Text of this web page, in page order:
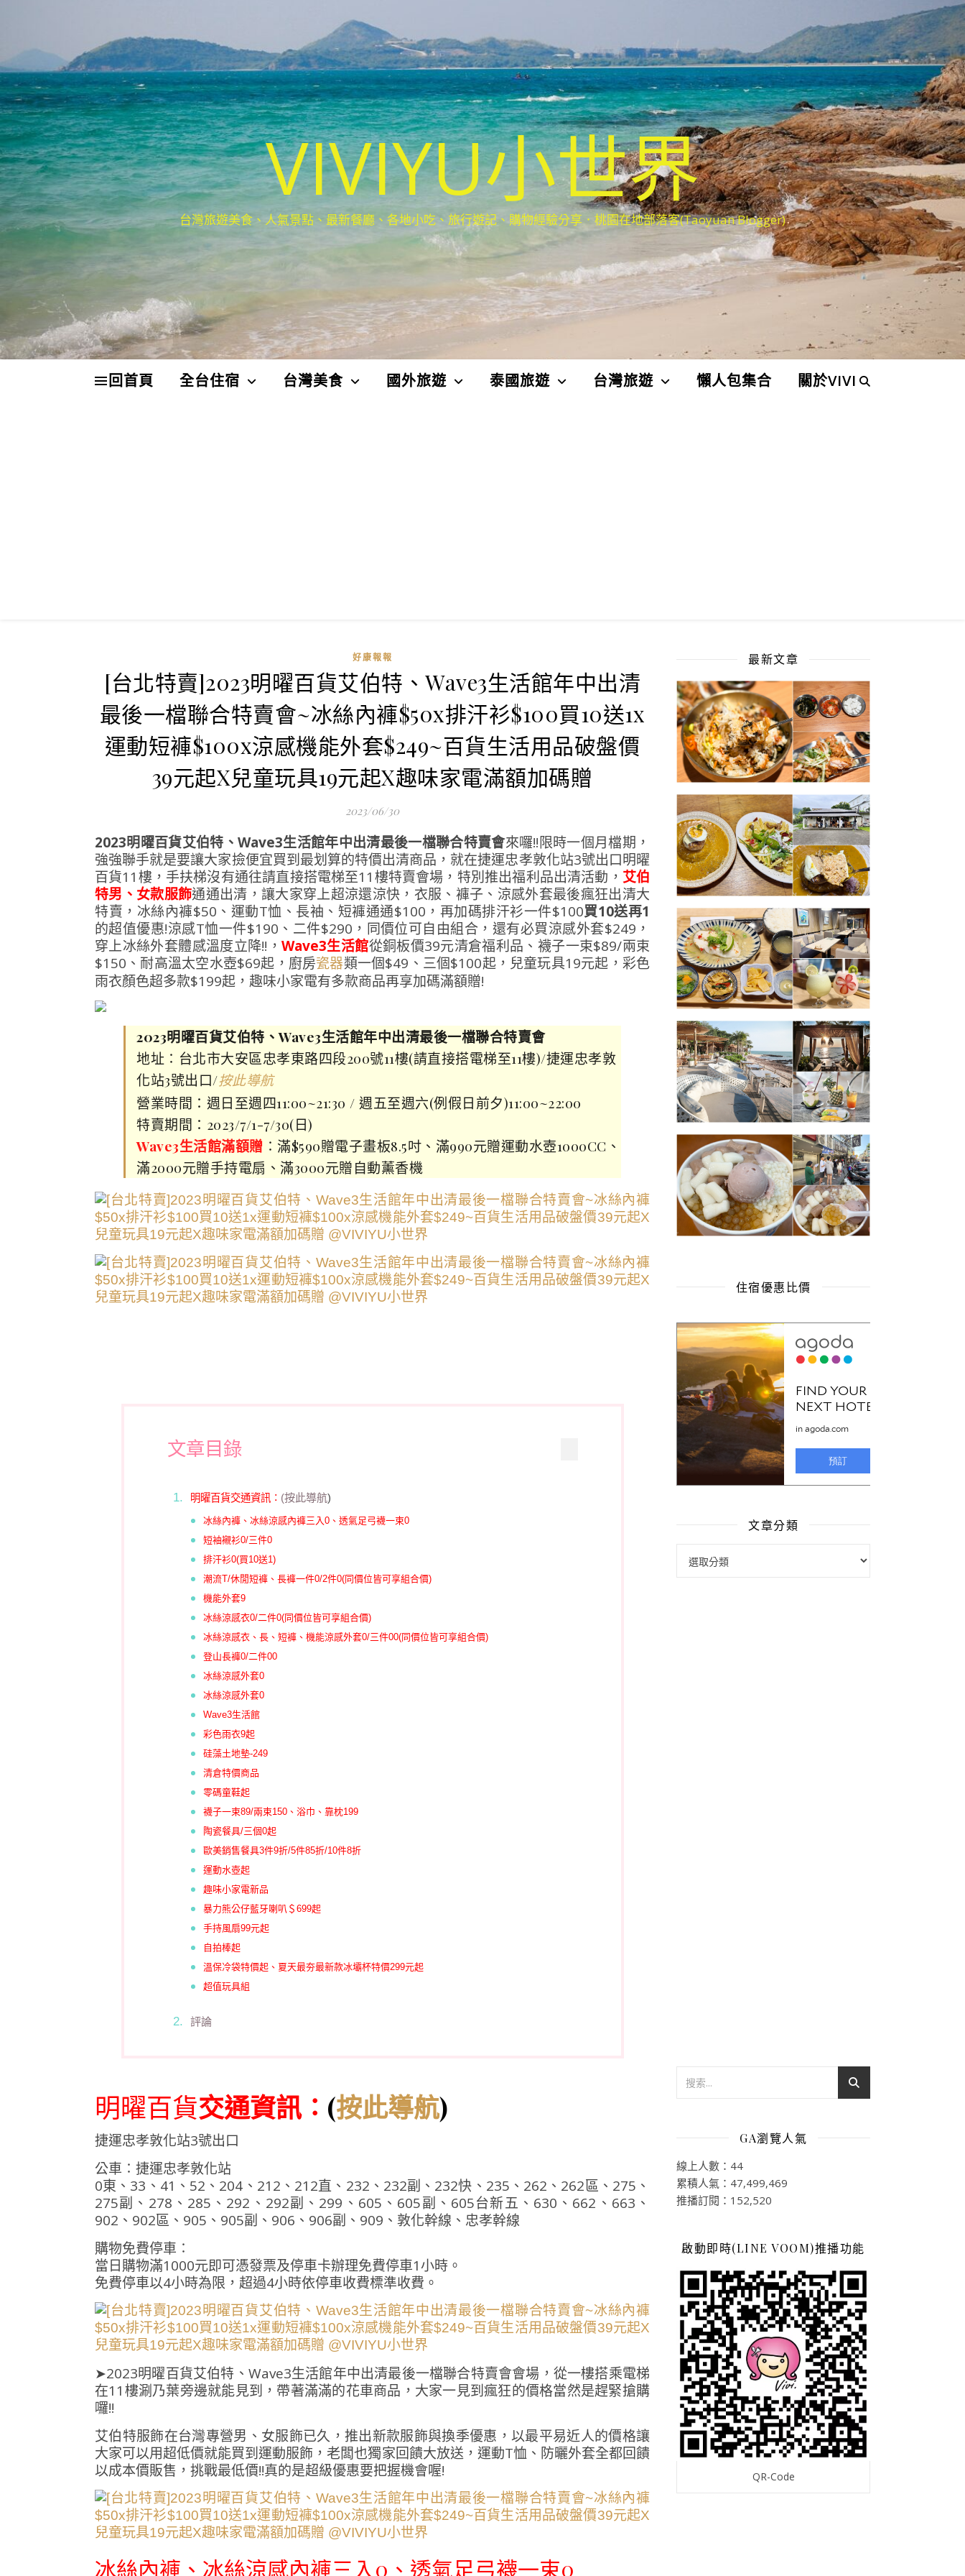
VIVIYU小世界
台灣旅遊美食、人氣景點、最新餐廳、各地小吃、旅行遊記、購物經驗分享．桃園在地部落客(Taoyuan Blogger)
回首頁 全台住宿 台灣美食 國外旅遊 泰國旅遊 台灣旅遊 懶人包集合 關於VIVI
好康報報
[台北特賣]2023明曜百貨艾伯特、Wave3生活館年中出清
最後一檔聯合特賣會~冰絲內褲$50x排汗衫$100買10送1x
運動短褲$100x涼感機能外套$249~百貨生活用品破盤價
39元起X兒童玩具19元起X趣味家電滿額加碼贈
2023/06/30
2023明曜百貨艾伯特、Wave3生活館年中出清最後一檔聯合特賣會來囉!!限時一個月檔期，
強強聯手就是要讓大家撿便宜買到最划算的特價出清商品，就在捷運忠孝敦化站3號出口明曜
百貨11樓，手扶梯沒有通往請直接搭電梯至11樓特賣會場，特別推出福利品出清活動， 艾伯
特男、女款服飾通通出清，讓大家穿上超涼還涼快，衣服、褲子、涼感外套最後瘋狂出清大
特賣，冰絲內褲$50、運動T恤、長袖、短褲通通$100，再加碼排汗衫一件$100買10送再1
的超值優惠!涼感T恤一件$190、二件$290，同價位可自由組合，還有必買涼感外套$249，
穿上冰絲外套體感溫度立降!!，Wave3生活館從銅板價39元清倉福利品、襪子一束$89/兩束
$150、耐高溫太空水壺$69起，廚房瓷器類一個$49、三個$100起，兒童玩具19元起，彩色
雨衣顏色超多款$199起，趣味小家電有多款商品再享加碼滿額贈!
2023明曜百貨艾伯特、Wave3生活館年中出清最後一檔聯合特賣會
地址∶台北市大安區忠孝東路四段200號11樓(請直接搭電梯至11樓)/捷運忠孝敦
化站3號出口/按此導航
營業時間：週日至週四11:00~21:30 / 週五至週六(例假日前夕)11:00~22:00
特賣期間：2023/7/1-7/30(日)
Wave3生活館滿額贈 ∶滿$590贈電子畫板8.5吋、滿990元贈運動水壺1000CC、
滿2000元贈手持電扇、滿3000元贈自動薰香機
文章目錄
明曜百貨交通資訊∶ (按此導航)
冰絲內褲、 冰絲涼感內褲三入0、 透氣足弓襪一束0
短袖襯衫0/三件0
排汗衫0(買10送1)
潮流T/休閒短褲、長褲一件0/2件0(同價位皆可享組合價)
機能外套9
冰絲涼感衣0/二件0(同價位皆可享組合價)
冰絲涼感衣、長、短褲、 機能涼感外套0/三件00(同價位皆可享組合價)
登山長褲0/二件00
冰絲涼感外套0
冰絲涼感外套0
Wave3生活館
彩色雨衣9起
硅藻土地墊-249
清倉特價商品
零碼童鞋起
襪子一束89/兩束150、浴巾、靠枕199
陶瓷餐具/三個0起
歐美銷售餐具3件9折/5件85折/10件8折
運動水壺起
趣味小家電新品
暴力熊公仔藍牙喇叭＄699起
手持風扇99元起
自拍棒起
溫保冷袋特價起、夏天最夯最新款冰壩杯特價299元起
超值玩具組
評論
明曜百貨交通資訊∶ (按此導航)
捷運忠孝敦化站3號出口
公車∶捷運忠孝敦化站
0東、33、41、52、204、212、212直、232、232副、232快、235、262、262區、275、
275副、278、285、292、292副、299、605、605副、605台新五、630、662、663、
902、902區、905、905副、906、906副、909、敦化幹線、忠孝幹線
購物免費停車∶
當日購物滿1000元即可憑發票及停車卡辦理免費停車1小時。
免費停車以4小時為限，超過4小時依停車收費標準收費。
➤2023明曜百貨艾伯特、Wave3生活館年中出清最後一檔聯合特賣會會場，從一樓搭乘電梯
在11樓涮乃葉旁邊就能見到，帶著滿滿的花車商品，大家一見到瘋狂的價格當然是趕緊搶購
囉!!
艾伯特服飾在台灣專營男、女服飾已久，推出新款服飾與換季優惠，以最平易近人的價格讓
大家可以用超低價就能買到運動服飾，老闆也獨家回饋大放送，運動T恤、防曬外套全都回饋
以成本價販售，挑戰最低價!!真的是超級優惠要把握機會喔!
冰絲內褲、 冰絲涼感內褲三入0、 透氣足弓襪一束0
最新文章
住宿優惠比價
文章分類
GA瀏覽人氣
線上人數：44
累積人氣：47,499,469
推播訂閱：152,520
啟動即時(LINE VOOM)推播功能
QR-Code